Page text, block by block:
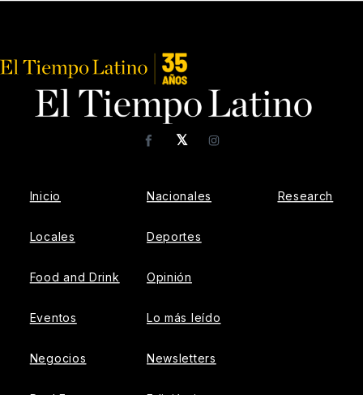
𝕏
FacebookInstagram
Inicio
Locales
Food and Drink
Eventos
Negocios
Nacionales
Deportes
Opinión
Lo más leído
Newsletters
Research